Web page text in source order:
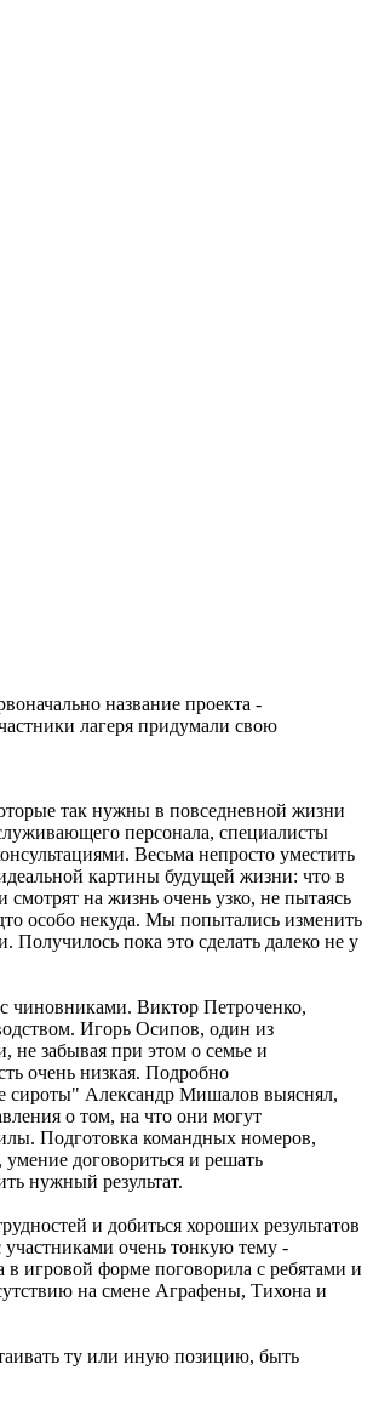
название проекта -
лагеря придумали свою
так нужны в повседневной жизни
персонала, специалисты
Весьма непросто уместить
картины будущей жизни: что в
на жизнь очень узко, не пытаясь
особо некуда. Мы попытались изменить
пока это сделать далеко не у
чиновниками. Виктор Петроченко,
Игорь Осипов, один из
не забывая при этом о семье и
очень низкая. Подробно
сироты" Александр Мишалов выяснял,
о том, на что они могут
Подготовка командных номеров,
договориться и решать
нужный результат.
и добиться хороших результатов
очень тонкую тему -
игровой форме поговорила с ребятами и
на смене Аграфены, Тихона и
ту или иную позицию, быть